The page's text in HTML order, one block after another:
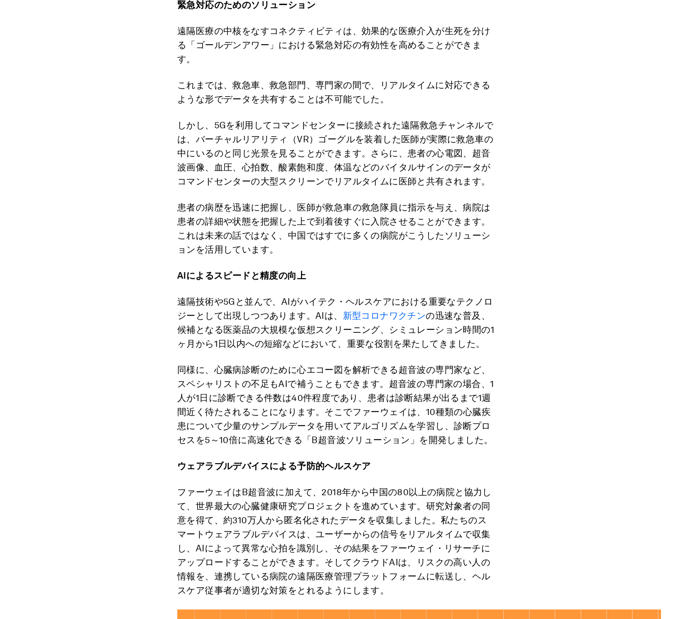
緊急対応のためのソリューション
遠隔医療の中核をなすコネクティビティは、効果的な医療介入が生死を分け
る「ゴールデンアワー」における緊急対応の有効性を高めることができま
す。
これまでは、救急車、救急部門、専門家の間で、リアルタイムに対応できる
ような形でデータを共有することは不可能でした。
しかし、5Gを利用してコマンドセンターに接続された遠隔救急チャンネルで
は、バーチャルリアリティ（VR）ゴーグルを装着した医師が実際に救急車の
中にいるのと同じ光景を見ることができます。さらに、患者の心電図、超音
波画像、血圧、心拍数、酸素飽和度、体温などのバイタルサインのデータが
コマンドセンターの大型スクリーンでリアルタイムに医師と共有されます。
患者の病歴を迅速に把握し、医師が救急車の救急隊員に指示を与え、病院は
患者の詳細や状態を把握した上で到着後すぐに入院させることができます。
これは未来の話ではなく、中国ではすでに多くの病院がこうしたソリューシ
ョンを活用しています。
AIによるスピードと精度の向上
遠隔技術や5Gと並んで、AIがハイテク・ヘルスケアにおける重要なテクノロ
ジーとして出現しつつあります。AIは、 新型コロナワクチンの迅速な普及、
候補となる医薬品の大規模な仮想スクリーニング、シミュレーション時間の1
ヶ月から1日以内への短縮などにおいて、重要な役割を果たしてきました。
同様に、心臓病診断のために心エコー図を解析できる超音波の専門家など、
スペシャリストの不足もAIで補うこともできます。超音波の専門家の場合、1
人が1日に診断できる件数は40件程度であり、患者は診断結果が出るまで1週
間近く待たされることになります。そこでファーウェイは、10種類の心臓疾
患について少量のサンプルデータを用いてアルゴリズムを学習し、診断プロ
セスを5～10倍に高速化できる「B超音波ソリューション」を開発しました。
ウェアラブルデバイスによる予防的ヘルスケア
ファーウェイはB超音波に加えて、2018年から中国の80以上の病院と協力し
て、世界最大の心臓健康研究プロジェクトを進めています。研究対象者の同
意を得て、約310万人から匿名化されたデータを収集しました。私たちのス
マートウェアラブルデバイスは、ユーザーからの信号をリアルタイムで収集
し、AIによって異常な心拍を識別し、その結果をファーウェイ・リサーチに
アップロードすることができます。そしてクラウドAIは、リスクの高い人の
情報を、連携している病院の遠隔医療管理プラットフォームに転送し、ヘル
スケア従事者が適切な対策をとれるようにします。